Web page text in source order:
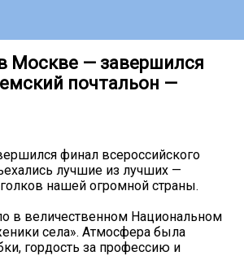
Москве — завершился
почтальон —
финал всероссийского
лучшие из лучших —
нашей огромной страны.
в величественном Национальном
села». Атмосфера была
гордость за профессию и